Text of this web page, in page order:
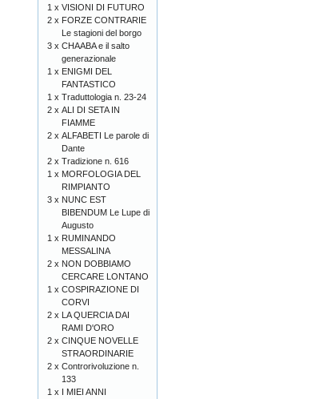
1 x VISIONI DI FUTURO
2 x FORZE CONTRARIE
Le stagioni del borgo
3 x CHAABA e il salto
generazionale
1 x ENIGMI DEL
FANTASTICO
1 x Traduttologia n. 23-24
2 x ALI DI SETA IN
FIAMME
2 x ALFABETI Le parole di
Dante
2 x Tradizione n. 616
1 x MORFOLOGIA DEL
RIMPIANTO
3 x NUNC EST
BIBENDUM Le Lupe di
Augusto
1 x RUMINANDO
MESSALINA
2 x NON DOBBIAMO
CERCARE LONTANO
1 x COSPIRAZIONE DI
CORVI
2 x LA QUERCIA DAI
RAMI D'ORO
2 x CINQUE NOVELLE
STRAORDINARIE
2 x Controrivoluzione n.
133
1 x I MIEI ANNI